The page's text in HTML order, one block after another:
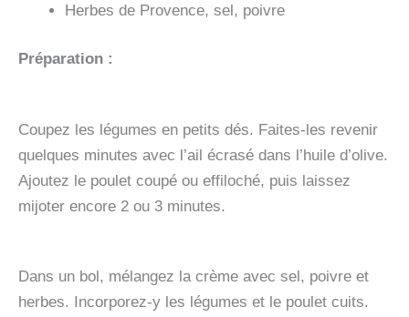
Herbes de Provence, sel, poivre
Préparation :
Coupez les légumes en petits dés. Faites-les revenir
quelques minutes avec l’ail écrasé dans l’huile d’olive.
Ajoutez le poulet coupé ou effiloché, puis laissez
mijoter encore 2 ou 3 minutes.
Dans un bol, mélangez la crème avec sel, poivre et
herbes. Incorporez-y les légumes et le poulet cuits.